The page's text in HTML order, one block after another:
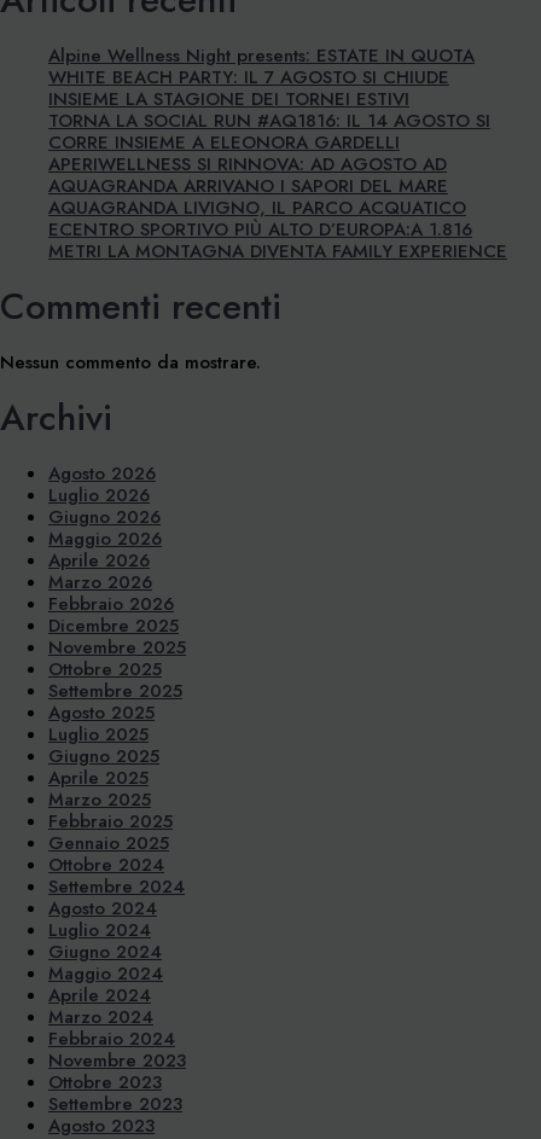
Alpine Wellness Night presents: ESTATE IN QUOTA
WHITE BEACH PARTY: IL 7 AGOSTO SI CHIUDE
INSIEME LA STAGIONE DEI TORNEI ESTIVI
TORNA LA SOCIAL RUN #AQ1816: IL 14 AGOSTO SI
CORRE INSIEME A ELEONORA GARDELLI
APERIWELLNESS SI RINNOVA: AD AGOSTO AD
AQUAGRANDA ARRIVANO I SAPORI DEL MARE
AQUAGRANDA LIVIGNO, IL PARCO ACQUATICO
ECENTRO SPORTIVO PIÙ ALTO D’EUROPA:A 1.816
METRI LA MONTAGNA DIVENTA FAMILY EXPERIENCE
Commenti recenti
Nessun commento da mostrare.
Archivi
Agosto 2026
Luglio 2026
Giugno 2026
Maggio 2026
Aprile 2026
Marzo 2026
Febbraio 2026
Dicembre 2025
Novembre 2025
Ottobre 2025
Settembre 2025
Agosto 2025
Luglio 2025
Giugno 2025
Aprile 2025
Marzo 2025
Febbraio 2025
Gennaio 2025
Ottobre 2024
Settembre 2024
Agosto 2024
Luglio 2024
Giugno 2024
Maggio 2024
Aprile 2024
Marzo 2024
Febbraio 2024
Novembre 2023
Ottobre 2023
Settembre 2023
Agosto 2023